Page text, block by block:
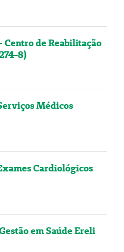
Centro de Reabilitação
8)
Médicos
Cardiológicos
em Saúde Ereli